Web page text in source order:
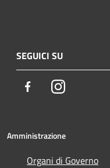
SEGUICI SU
FacebookInstagram
Amministrazione
Organi di Governo